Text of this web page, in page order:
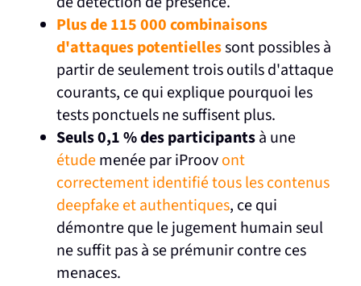
Plus de 115 000 combinaisons
d'attaques potentiellessont possibles à
partir de seulement trois outils d'attaque
courants, ce qui explique pourquoi les
tests ponctuels ne suffisent plus.
Seuls 0,1 % des participantsà une
étudemenée par iProovont
correctement identifié tous les contenus
deepfake et authentiques, ce qui
démontre que le jugement humain seul
ne suffit pas à se prémunir contre ces
menaces.